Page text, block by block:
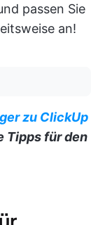
passen Sie
an!
zu ClickUp
Tipps für den